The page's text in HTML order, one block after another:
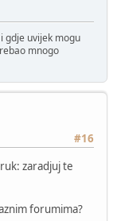
gdje uvijek mogu
mnogo
#16
zaradjuj te
forumima?